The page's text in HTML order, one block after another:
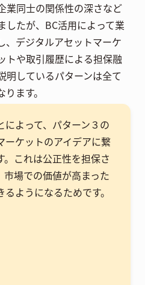
業同士の関係性の深さなど
したが、BC活用によって業
、デジタルアセットマーケ
トや取引履歴による担保融
明しているパターンは全て
ます。
によって、パターン３の
ーケットのアイデアに繋
。これは公正性を担保さ
市場での価値が高まった
ようになるためです。